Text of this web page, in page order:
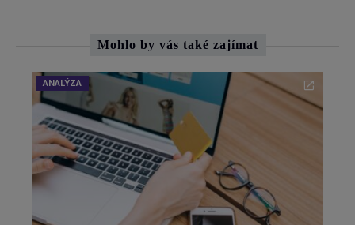
Mohlo by vás také zajímat
ANALÝZA